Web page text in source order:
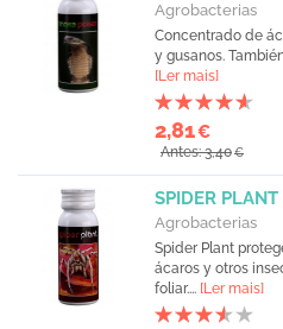
Agrobacterias
Concentrado de
y gusanos.
[Ler mais]
2,81€
Antes: 3,40€
SPIDER PLANT
Agrobacterias
Spider Plant
ácaros y otros
foliar.... [Ler mais]